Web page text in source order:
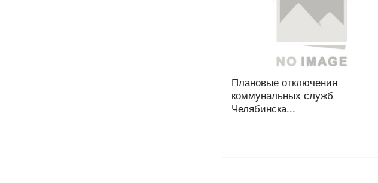
Плановые отключения
коммунальных служб
Челябинска...